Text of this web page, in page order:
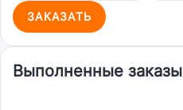
ЗАКАЗАТЬ
Выполненные